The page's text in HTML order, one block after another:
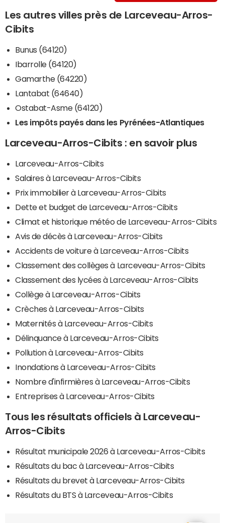
Les autres villes près de Larceveau-Arros-
Cibits
Bunus (64120)
Ibarrolle (64120)
Gamarthe (64220)
Lantabat (64640)
Ostabat-Asme (64120)
Les impôts payés dans les Pyrénées-Atlantiques
Larceveau-Arros-Cibits : en savoir plus
Larceveau-Arros-Cibits
Salaires à Larceveau-Arros-Cibits
Prix immobilier à Larceveau-Arros-Cibits
Dette et budget de Larceveau-Arros-Cibits
Climat et historique météo de Larceveau-Arros-Cibits
Avis de décès à Larceveau-Arros-Cibits
Accidents de voiture à Larceveau-Arros-Cibits
Classement des collèges à Larceveau-Arros-Cibits
Classement des lycées à Larceveau-Arros-Cibits
Collège à Larceveau-Arros-Cibits
Crèches à Larceveau-Arros-Cibits
Maternités à Larceveau-Arros-Cibits
Délinquance à Larceveau-Arros-Cibits
Pollution à Larceveau-Arros-Cibits
Inondations à Larceveau-Arros-Cibits
Nombre d'infirmières à Larceveau-Arros-Cibits
Entreprises à Larceveau-Arros-Cibits
Tous les résultats officiels à Larceveau-
Arros-Cibits
Résultat municipale 2026 à Larceveau-Arros-Cibits
Résultats du bac à Larceveau-Arros-Cibits
Résultats du brevet à Larceveau-Arros-Cibits
Résultats du BTS à Larceveau-Arros-Cibits